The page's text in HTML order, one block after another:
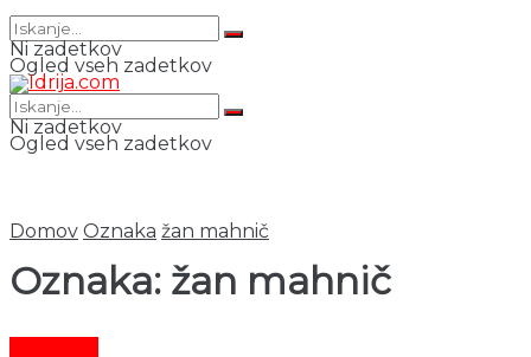
Ni zadetkov
Ogled vseh zadetkov
Ni zadetkov
Ogled vseh zadetkov
Domov Oznaka žan mahnič
Oznaka: žan mahnič